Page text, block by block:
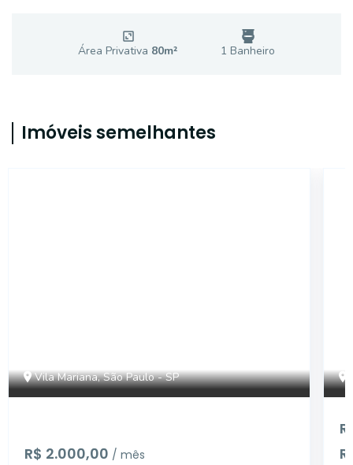
Área Privativa 80m² 1 Banheiro
Imóveis semelhantes
Vila Mariana, São Paulo - SP
R$ 2.000,00 / mês